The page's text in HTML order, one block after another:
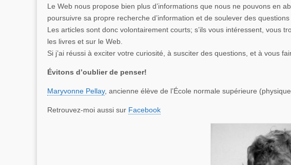
Le Web nous propose bien plus d’informations que nous ne pouvons en
poursuivre sa propre recherche d’information et de soulever des
Les articles sont donc volontairement courts; s’ils vous intéressent, vous
les livres et sur le Web.
Si j’ai réussi à exciter votre curiosité, à susciter des questions, et à vous
Évitons d’oublier de penser!
Maryvonne Pellay, ancienne élève de l’École normale supérieure
Retrouvez-moi aussi sur Facebook